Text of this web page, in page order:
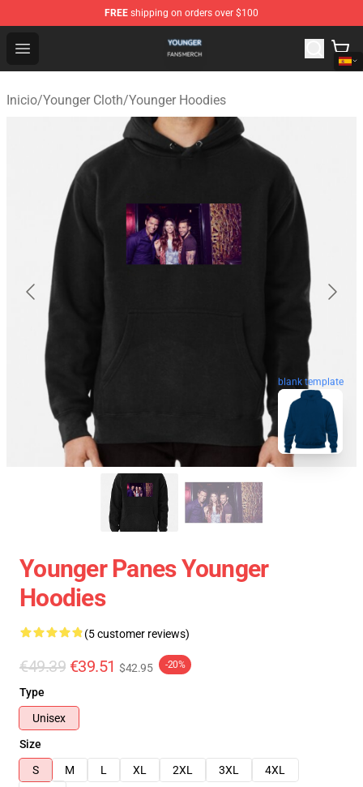
FREE shipping on orders over $100
Open menu
Younger Shop - Official Younger Merchandise Store
Inicio/Younger Cloth/Younger Hoodies
blank template
Younger Panes Younger
Hoodies
(5 customer reviews)
€49.39 €39.51 $42.95 -20%
Type
Unisex
Size
S
M L XL 2XL 3XL
4XL